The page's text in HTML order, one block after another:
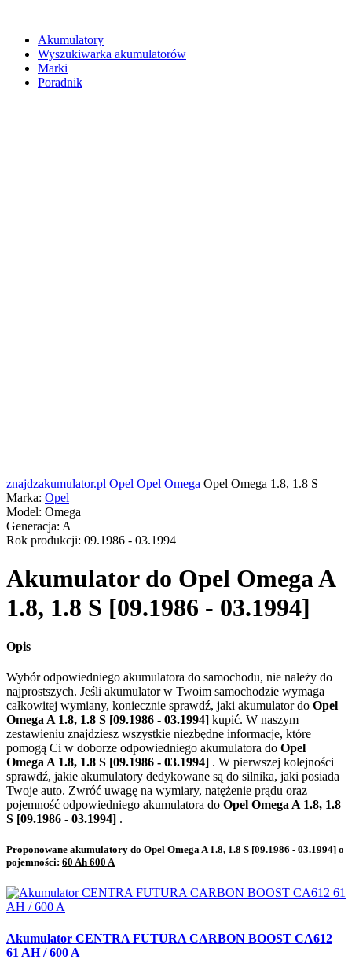
Akumulatory
Wyszukiwarka akumulatorów
Marki
Poradnik
znajdzakumulator.pl Opel Opel Omega Opel Omega 1.8, 1.8 S
Marka: Opel
Model: Omega
Generacja: A
Rok produkcji: 09.1986 - 03.1994
Akumulator do Opel Omega A
1.8, 1.8 S [09.1986 - 03.1994]
Opis
Wybór odpowiedniego akumulatora do samochodu, nie należy do
najprostszych. Jeśli akumulator w Twoim samochodzie wymaga
całkowitej wymiany, koniecznie sprawdź, jaki akumulator do Opel
Omega A 1.8, 1.8 S [09.1986 - 03.1994] kupić. W naszym
zestawieniu znajdziesz wszystkie niezbędne informacje, które
pomogą Ci w doborze odpowiedniego akumulatora do Opel
Omega A 1.8, 1.8 S [09.1986 - 03.1994] . W pierwszej kolejności
sprawdź, jakie akumulatory dedykowane są do silnika, jaki posiada
Twoje auto. Zwróć uwagę na wymiary, natężenie prądu oraz
pojemność odpowiedniego akumulatora do Opel Omega A 1.8, 1.8
S [09.1986 - 03.1994] .
Proponowane akumulatory do Opel Omega A 1.8, 1.8 S [09.1986 - 03.1994] o
pojemności: 60 Ah 600 A
Akumulator CENTRA FUTURA CARBON BOOST CA612
61 AH / 600 A